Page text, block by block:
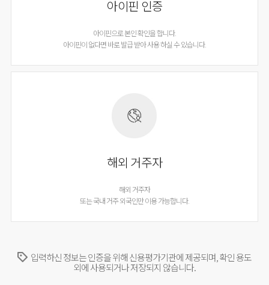
아이핀 인증
아이핀으로 본인 확인을 합니다.
아이핀이 없다면 바로 발급 받아 사용 하실 수 있습니다.
해외 거주자
해외 거주자
또는 국내 거주 외국인만 이용 가능합니다.
입력하신 정보는 인증을 위해 신용평가기관에 제공되며, 확인 용도
외에 사용되거나 저장되지 않습니다.